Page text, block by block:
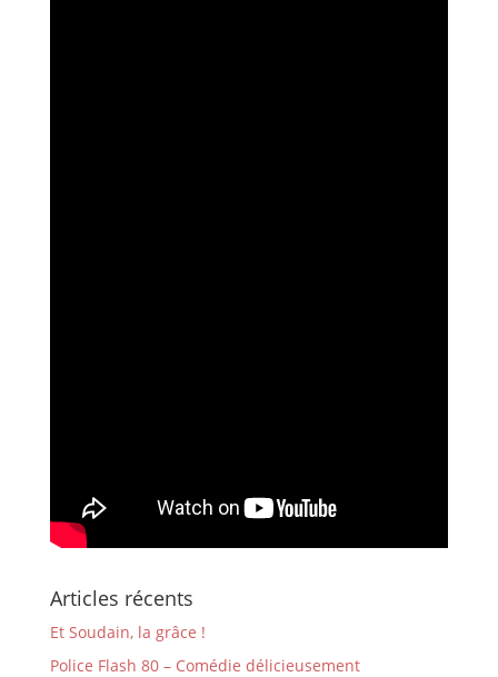
Articles récents
Et Soudain, la grâce !
Police Flash 80 – Comédie délicieusement